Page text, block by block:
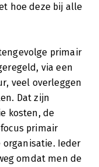
hoe deze bij alle
primair
via een
veel overleggen
Dat zijn
kosten, de
primair
organisatie. Ieder
omdat men de